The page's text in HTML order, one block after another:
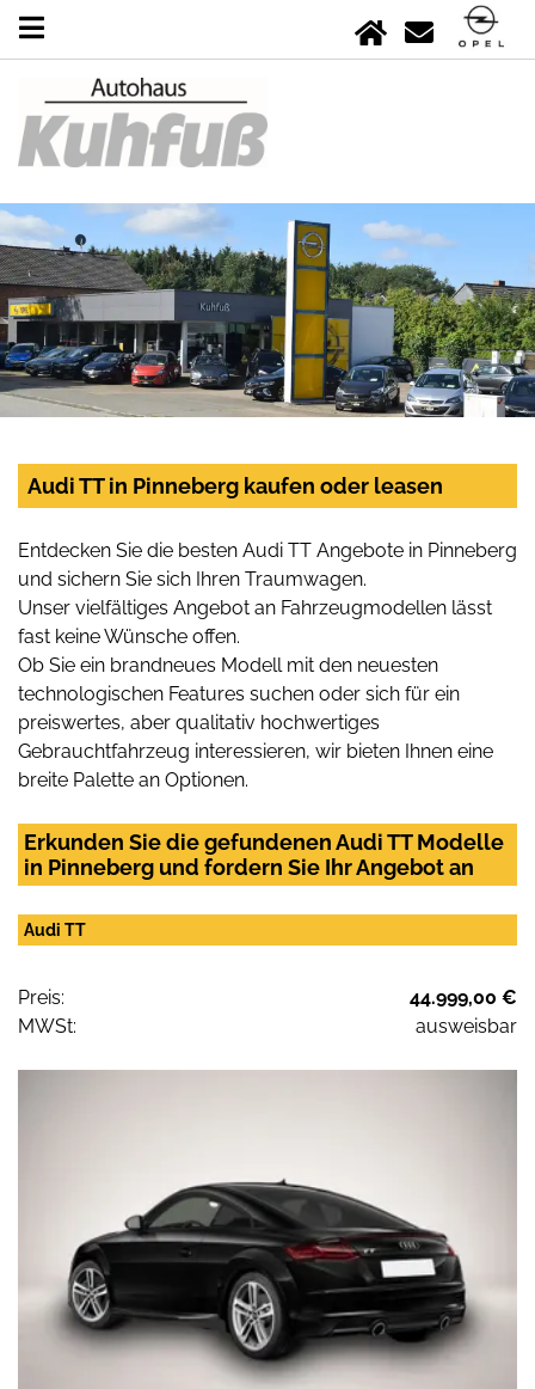
Audi TT in Pinneberg kaufen oder leasen
Entdecken Sie die besten Audi TT Angebote in Pinneberg
und sichern Sie sich Ihren Traumwagen.
Unser vielfältiges Angebot an Fahrzeugmodellen lässt
fast keine Wünsche offen.
Ob Sie ein brandneues Modell mit den neuesten
technologischen Features suchen oder sich für ein
preiswertes, aber qualitativ hochwertiges
Gebrauchtfahrzeug interessieren, wir bieten Ihnen eine
breite Palette an Optionen.
Erkunden Sie die gefundenen Audi TT Modelle
in Pinneberg und fordern Sie Ihr Angebot an
Audi TT
Preis:
44.999,00 €
MWSt:
ausweisbar